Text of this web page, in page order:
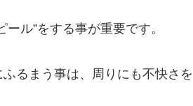
ル”をする事が重要です。
るまう事は、周りにも不快さを